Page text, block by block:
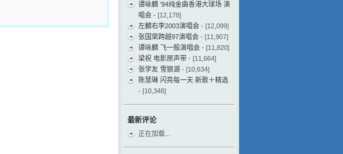
谭咏麟 ’94纯金曲香港大球场 演
唱会 - [12,178]
左麟右李2003演唱会 - [12,099]
张国荣跨越97演唱会 - [11,907]
谭咏麟 飞一般演唱会 - [11,820]
梁祝 电影原声带 - [11,664]
张学友 雪狼湖 - [10,634]
陈慧琳 闪亮每一天 新歌＋精选
- [10,348]
最新评论
正在加载...